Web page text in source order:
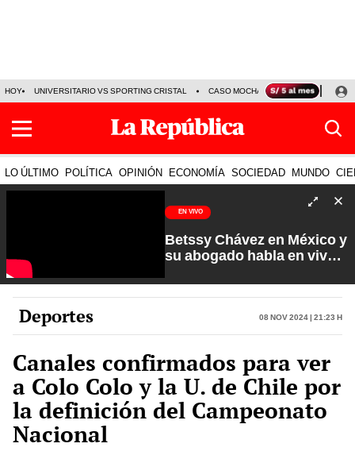
HOY UNIVERSITARIO VS SPORTING CRISTAL CASO MOCHASUELDOS
LO ÚLTIMO POLÍTICA OPINIÓN ECONOMÍA SOCIEDAD MUNDO
EN VIVO
Betssy Chávez en México y
su abogado habla en vivo |
Carlos Cornejo
Deportes 08 Nov 2024 | 21:23 h
Canales confirmados para ver
a Colo Colo y la U. de Chile por
la definición del Campeonato
Nacional